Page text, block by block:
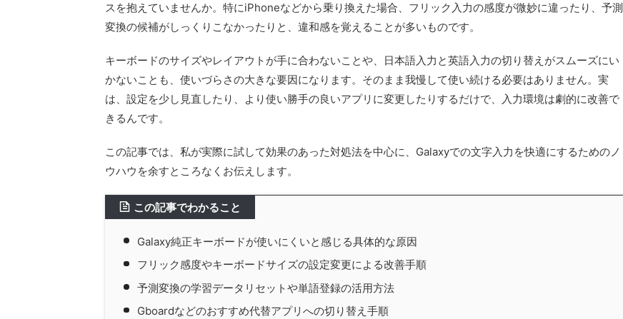
スを抱えていませんか。特にiPhoneなどから乗り換えた場合、フリック入力の感度が微妙に違ったり、予測
変換の候補がしっくりこなかったりと、違和感を覚えることが多いものです。
キーボードのサイズやレイアウトが手に合わないことや、日本語入力と英語入力の切り替えがスムーズにい
かないことも、使いづらさの大きな要因になります。そのまま我慢して使い続ける必要はありません。実
は、設定を少し見直したり、より使い勝手の良いアプリに変更したりするだけで、入力環境は劇的に改善で
きるんです。
この記事では、私が実際に試して効果のあった対処法を中心に、Galaxyでの文字入力を快適にするためのノ
ウハウを余すところなくお伝えします。
この記事でわかること
Galaxy純正キーボードが使いにくいと感じる具体的な原因
フリック感度やキーボードサイズの設定変更による改善手順
予測変換の学習データリセットや単語登録の活用方法
Gboardなどのおすすめ代替アプリへの切り替え手順